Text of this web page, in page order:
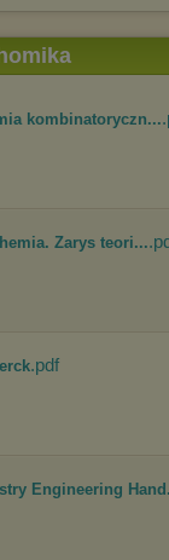
kombinatoryczn...
Zarys teori...
.pdf
Engineering